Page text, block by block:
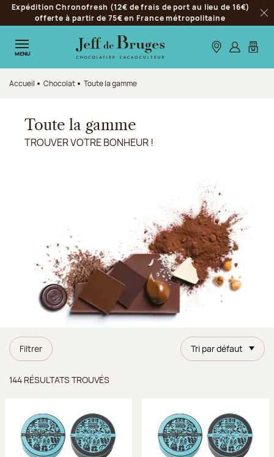
Aller à la navigation
Aller au contenu principal
Aller au pied de page
Expédition Chronofresh (12€ de frais de port au lieu de 16€)
offerte à partir de 75€ en France métropolitaine
MENU Nos boutiques
S’identifier
Mon
Accueil Chocolat Toute la gamme
Toute la gamme
TROUVER VOTRE BONHEUR !
Filtrer Tri par défaut
144 RÉSULTATS TROUVÉS